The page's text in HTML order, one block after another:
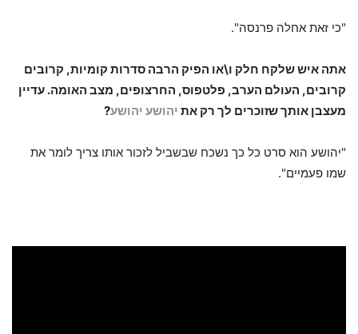
"כי זאת אחלה פרנסה".
אתה איש שלקח חלק ו\או הפיק הרבה סדרות קומיות, קרובים
קרובים, העולם הערב, פלטפוס, החרצופים, מצב האומה. עדיין
מעצבן אותך שזוכרים לך רק את יהושע יהושע?
"יהושע הוא סרט כל כך נשכח שבשביל לזכור אותו צריך לומר את
שמו פעמיים".